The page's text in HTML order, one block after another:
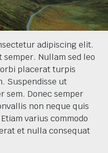
adipiscing elit.
Nullam sed leo
placerat turpis
Suspendisse ut
sem. Donec semper
non neque quis
varius commodo
et nulla consequat